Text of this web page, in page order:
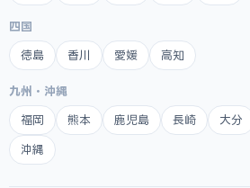
四国
徳島 香川 愛媛 高知
九州・沖縄
福岡 熊本 鹿児島 長崎 大分
沖縄